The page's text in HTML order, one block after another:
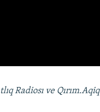
Radiosı ve